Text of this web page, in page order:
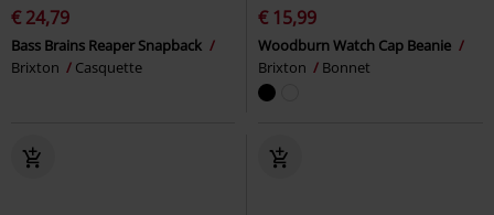
€ 24,79
Bass Brains Reaper Snapback
Brixton
Casquette
€ 15,99
Woodburn Watch Cap Beanie
Brixton
Bonnet